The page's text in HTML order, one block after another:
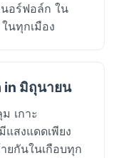
อร์ฟอล์ก ใน
นทุกเมือง
in มิถุนายน
เกาะ
สงแดดเพียง
ยกันในเกือบทุก